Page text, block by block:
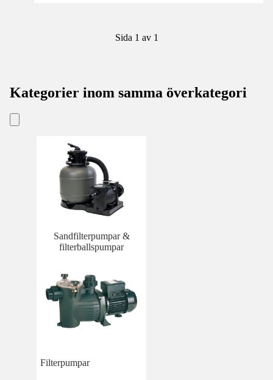
Sida 1 av 1
Kategorier inom samma överkategori
Sandfilterpumpar &
filterballspumpar
Filterpumpar